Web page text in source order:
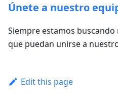
Únete a nuestro
Siempre estamos
que puedan unirse a
Edit this page